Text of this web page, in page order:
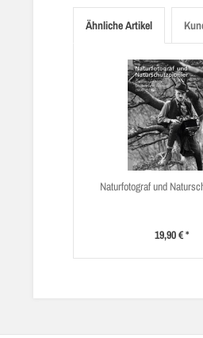
Ähnliche Artikel
Naturfotograf und
19,90 € *